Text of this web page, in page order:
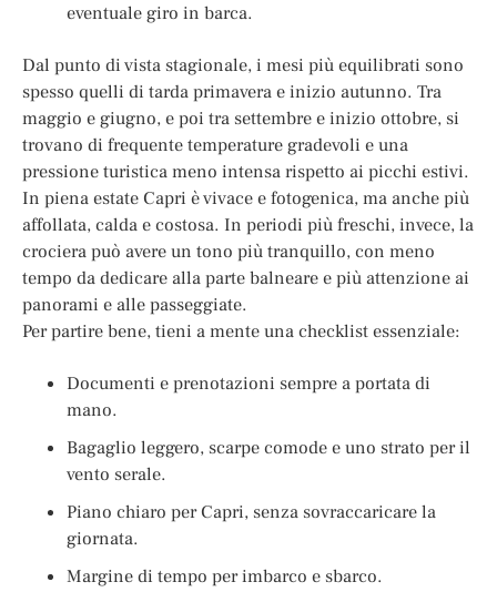
eventuale giro in barca.
Dal punto di vista stagionale, i mesi più equilibrati sono
spesso quelli di tarda primavera e inizio autunno. Tra
maggio e giugno, e poi tra settembre e inizio ottobre, si
trovano di frequente temperature gradevoli e una
pressione turistica meno intensa rispetto ai picchi estivi.
In piena estate Capri è vivace e fotogenica, ma anche più
affollata, calda e costosa. In periodi più freschi, invece, la
crociera può avere un tono più tranquillo, con meno
tempo da dedicare alla parte balneare e più attenzione ai
panorami e alle passeggiate.
Per partire bene, tieni a mente una checklist essenziale:
Documenti e prenotazioni sempre a portata di
mano.
Bagaglio leggero, scarpe comode e uno strato per il
vento serale.
Piano chiaro per Capri, senza sovraccaricare la
giornata.
Margine di tempo per imbarco e sbarco.